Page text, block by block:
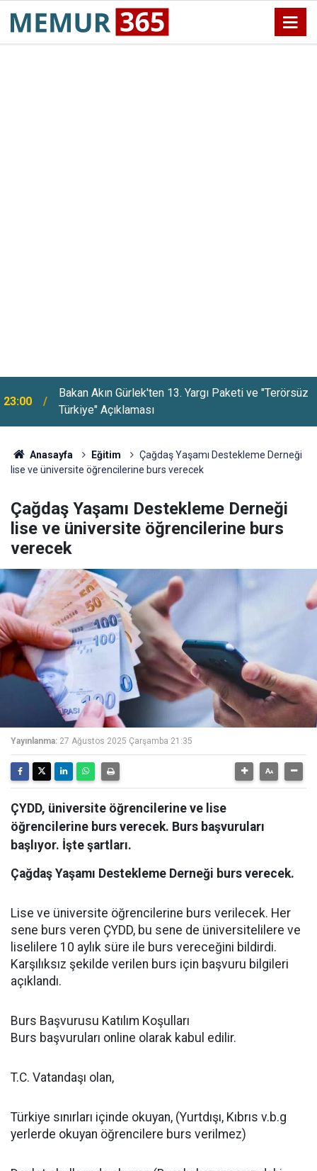
23:00
Bakan Akın Gürlek'ten 13. Yargı Paketi ve "Terörsüz
Türkiye" Açıklaması
Anasayfa Eğitim
Çağdaş Yaşamı Destekleme Derneği
lise ve üniversite öğrencilerine burs verecek
Çağdaş Yaşamı Destekleme Derneği
lise ve üniversite öğrencilerine burs
verecek
Yayınlanma: 27 Ağustos 2025 Çarşamba 21:35
ÇYDD, üniversite öğrencilerine ve lise
öğrencilerine burs verecek. Burs başvuruları
başlıyor. İşte şartları.
Çağdaş Yaşamı Destekleme Derneği burs verecek.
Lise ve üniversite öğrencilerine burs verilecek. Her
sene burs veren ÇYDD, bu sene de üniversitelilere ve
liselilere 10 aylık süre ile burs vereceğini bildirdi.
Karşılıksız şekilde verilen burs için başvuru bilgileri
açıklandı.
Burs Başvurusu Katılım Koşulları
Burs başvuruları online olarak kabul edilir.
T.C. Vatandaşı olan,
Türkiye sınırları içinde okuyan, (Yurtdışı, Kıbrıs v.b.g
yerlerde okuyan öğrencilere burs verilmez)